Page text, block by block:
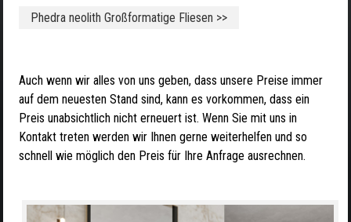
Phedra neolith Großformatige Fliesen >>
Auch wenn wir alles von uns geben, dass unsere Preise immer
auf dem neuesten Stand sind, kann es vorkommen, dass ein
Preis unabsichtlich nicht erneuert ist. Wenn Sie mit uns in
Kontakt treten werden wir Ihnen gerne weiterhelfen und so
schnell wie möglich den Preis für Ihre Anfrage ausrechnen.